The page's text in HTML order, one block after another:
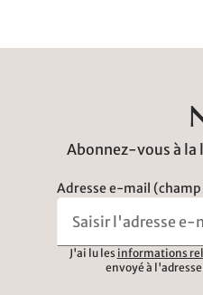
Abonnez-vous à
Adresse e-mail
J'ai lu les informations
envoyé à